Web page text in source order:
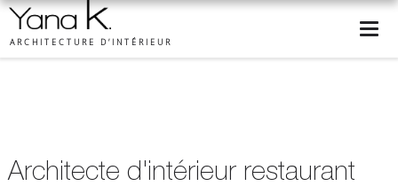
ARCHITECTURE D’INTÉRIEUR
Architecte d'intérieur restaurant